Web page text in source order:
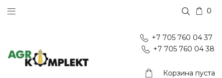
0
+7 705 760 04 37
+7 705 760 04 38
Корзина пуста